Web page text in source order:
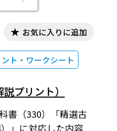
ト・ワークシート
お気に入りに追加
プリント）
書（330）「精選古
」に対応した内容